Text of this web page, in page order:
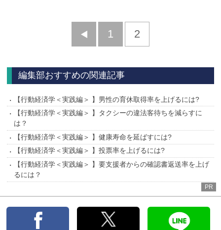
前
1 2
編集部おすすめの関連記事
【行動経済学＜実践編＞ 】男性の育休取得率を上げるには?
【行動経済学＜実践編＞ 】タクシーの違法客待ちを減らすに
は？
【行動経済学＜実践編＞ 】健康寿命を延ばすには?
【行動経済学＜実践編＞ 】投票率を上げるには?
【行動経済学＜実践編＞ 】要支援者からの確認書返送率を上げ
るには？
PR